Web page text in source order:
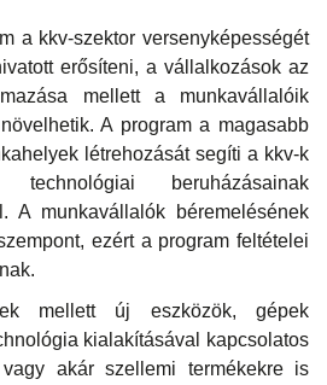
a kkv-szektor versenyképességét
erősíteni, a vállalkozások az
mellett a munkavállalóik
A program a magasabb
létrehozását segíti a kkv-k
technológiai beruházásainak
A munkavállalók béremelésének
ezért a program feltételei
mellett új eszközök, gépek
kialakításával kapcsolatos
akár szellemi termékekre is